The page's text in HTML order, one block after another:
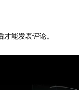
才能发表评论。